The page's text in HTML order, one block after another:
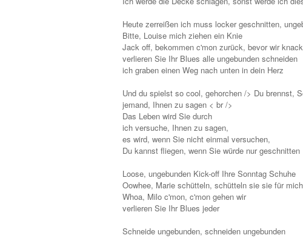
Heute zerreißen ich muss locker geschnitten,
Bitte, Louise mich ziehen ein Knie
Jack off, bekommen c'mon zurück, bevor wir
verlieren Sie Ihr Blues alle ungebunden schneiden
ich graben einen Weg nach unten in dein Herz
Und du spielst so cool, gehorchen /> Du brennst,
jemand, Ihnen zu sagen < br />
Das Leben wird Sie durch
ich versuche, Ihnen zu sagen,
es wird, wenn Sie nicht einmal versuchen,
Du kannst fliegen, wenn Sie würde nur geschnitten
Loose, ungebunden Kick-off Ihre Sonntag Schuhe
Oowhee, Marie schütteln, schütteln sie sie für mich
Whoa, Milo c'mon, c'mon gehen wir
verlieren Sie Ihr Blues jeder
Schneide ungebunden, schneiden ungebunden